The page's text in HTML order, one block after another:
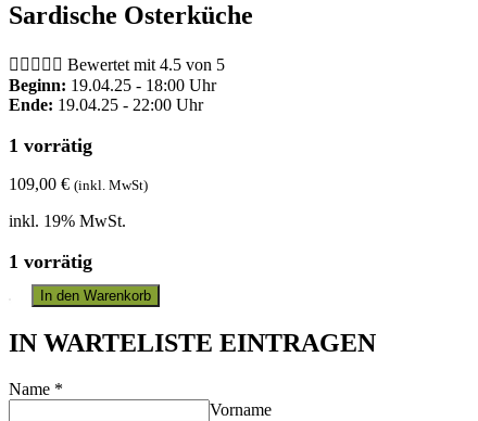
Sardische Osterküche
     Bewertet mit 4.5 von 5
Beginn: 19.04.25 - 18:00 Uhr
Ende: 19.04.25 - 22:00 Uhr
1 vorrätig
109,00 € (inkl. MwSt)
inkl. 19% MwSt.
1 vorrätig
In den Warenkorb
IN WARTELISTE EINTRAGEN
Name *
Vorname